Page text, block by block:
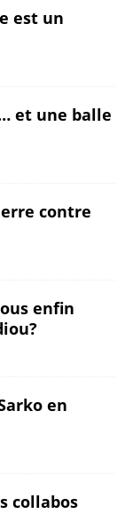
est un
et une balle
contre
enfin
en
collabos